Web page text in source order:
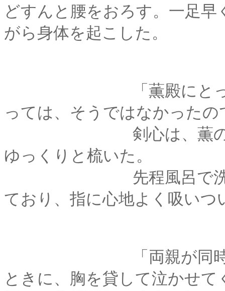
どすんと腰をおろす。一足
がら身体を起こした。
「薫殿にとっては『
っては、そうではなかったの
剣心は、薫の髪に手
ゆっくりと梳いた。
先程風呂で洗った髪
ており、指に心地よく吸い
「両親が同時にいな
ときに、胸を貸して泣かせ